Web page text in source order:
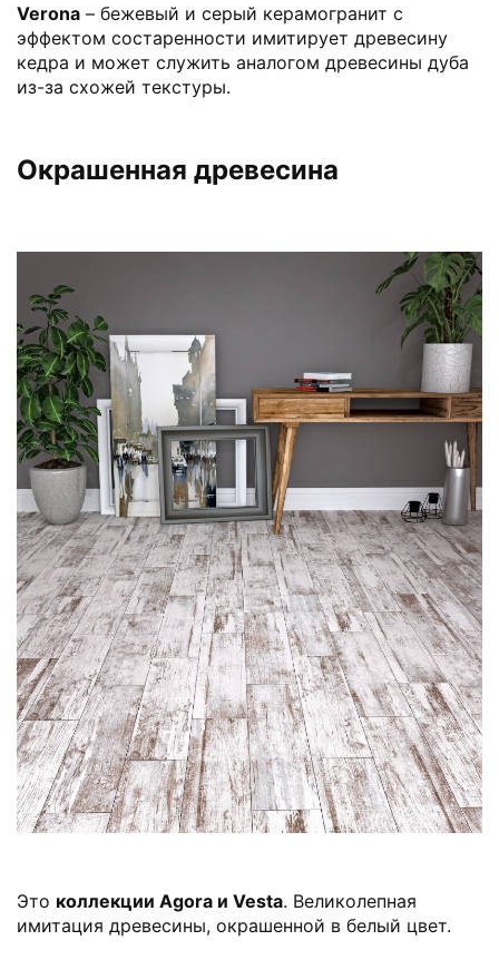
Verona – бежевый и серый керамогранит с
эффектом состаренности имитирует древесину
кедра и может служить аналогом древесины дуба
из-за схожей текстуры.
Окрашенная древесина
Это коллекции Agora и Vesta. Великолепная
имитация древесины, окрашенной в белый цвет.